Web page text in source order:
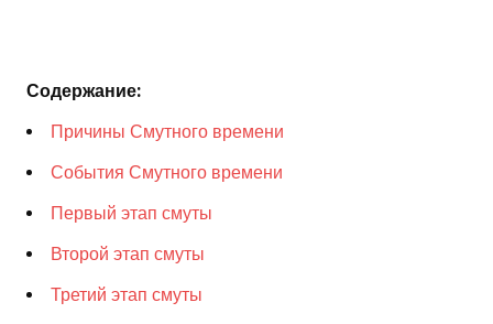
Содержание:
Причины Смутного времени
События Смутного времени
Первый этап смуты
Второй этап смуты
Третий этап смуты